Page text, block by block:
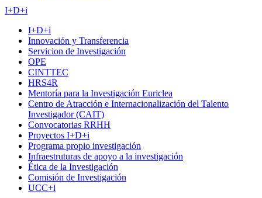
I+D+i
I+D+i
Innovación y Transferencia
Servicion de Investigación
OPE
CINTTEC
HRS4R
Mentoría para la Investigación Euriclea
Centro de Atracción e Internacionalización del Talento
Investigador (CAIT)
Convocatorias RRHH
Proyectos I+D+i
Programa propio investigación
Infraestruturas de apoyo a la investigación
Ética de la Investigación
Comisión de Investigación
UCC+i